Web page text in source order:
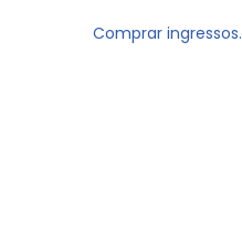
Comprar ingressos.